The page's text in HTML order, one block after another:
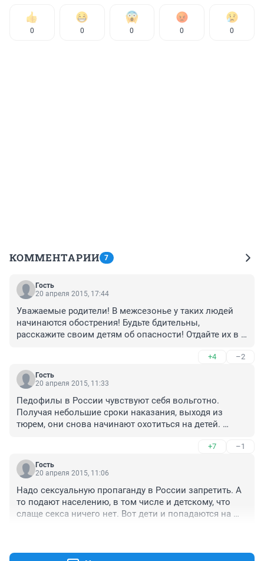
0 0 0 0 0
КОММЕНТАРИИ 7
Гость
20 апреля 2015, 17:44
Уважаемые родители! В межсезонье у таких людей
начинаются обострения! Будьте бдительны,
расскажите своим детям об опасности! Отдайте их в
должны защитить своих детей! Организуйте лекции в
школах, где учатся ваши дети, пригласите психолога,
пусть деликатно объяснит как поступать в сложных
безопасности в жизни будут поважнее логарифмов и
прочей ерунды, которая нам не пригождается в
жизни, но мы это вбиваем детям, вместо обучения
+4 –2
Гость
20 апреля 2015, 11:33
Педофилы в России чувствуют себя вольготно.
Получая небольшие сроки наказания, выходя из
тюрем, они снова начинают охотиться на детей.
ужесточение мер педофилам, буксуют в парламенте?
Почему в России - самое либеральное в мире
законодательство по отношению к педофилам?
+7 –1
Гость
20 апреля 2015, 11:06
Надо сексуальную пропаганду в России запретить. А
то подают населению, в том числе и детскому, что
слаще секса ничего нет. Вот дети и попадаются на